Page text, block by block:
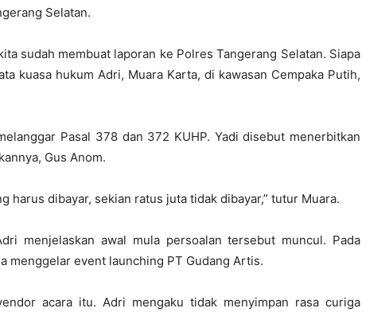
Selatan.
sudah membuat laporan ke Polres Tangerang Selatan. Siapa
kuasa hukum Adri, Muara Karta, di kawasan Cempaka Putih,
Pasal 378 dan 372 KUHP. Yadi disebut menerbitkan
Gus Anom.
harus dibayar, sekian ratus juta tidak dibayar,” tutur Muara.
menjelaskan awal mula persoalan tersebut muncul. Pada
menggelar event launching PT Gudang Artis.
acara itu. Adri mengaku tidak menyimpan rasa curiga